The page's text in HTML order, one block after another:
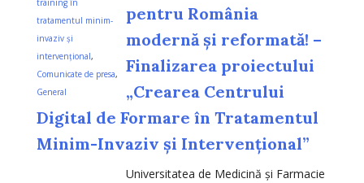
training în
tratamentul minim-
invaziv și
intervențional,
Comunicate de presa,
General
pentru România
modernă și reformată! –
Finalizarea proiectului
„Crearea Centrului
Digital de Formare în Tratamentul
Minim-Invaziv și Intervențional”
Universitatea de Medicină și Farmacie